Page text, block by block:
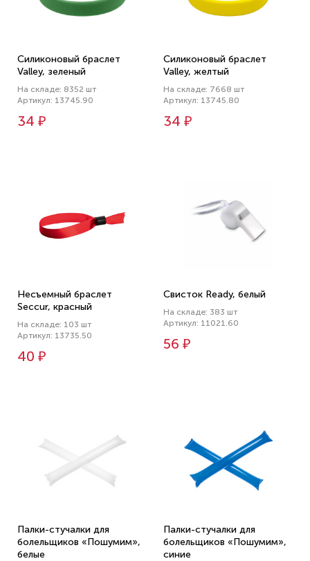
Силиконовый браслет
Valley, зеленый
На складе: 8352 шт
Артикул: 13745.90
34 ₽
Силиконовый браслет
Valley, желтый
На складе: 7668 шт
Артикул: 13745.80
34 ₽
Несъемный браслет
Seccur, красный
На складе: 103 шт
Артикул: 13735.50
40 ₽
Свисток Ready, белый
На складе: 383 шт
Артикул: 11021.60
56 ₽
Палки-стучалки для
болельщиков «Пошумим»,
белые
Палки-стучалки для
болельщиков «Пошумим»,
синие